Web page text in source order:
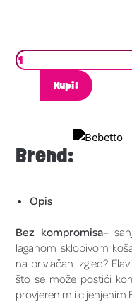
Kupi!
Brend:
Opis
Bez kompromisa–
laganom sklopivom
na privlačan izgled?
što se može postići
provjerenim i cijenjenim